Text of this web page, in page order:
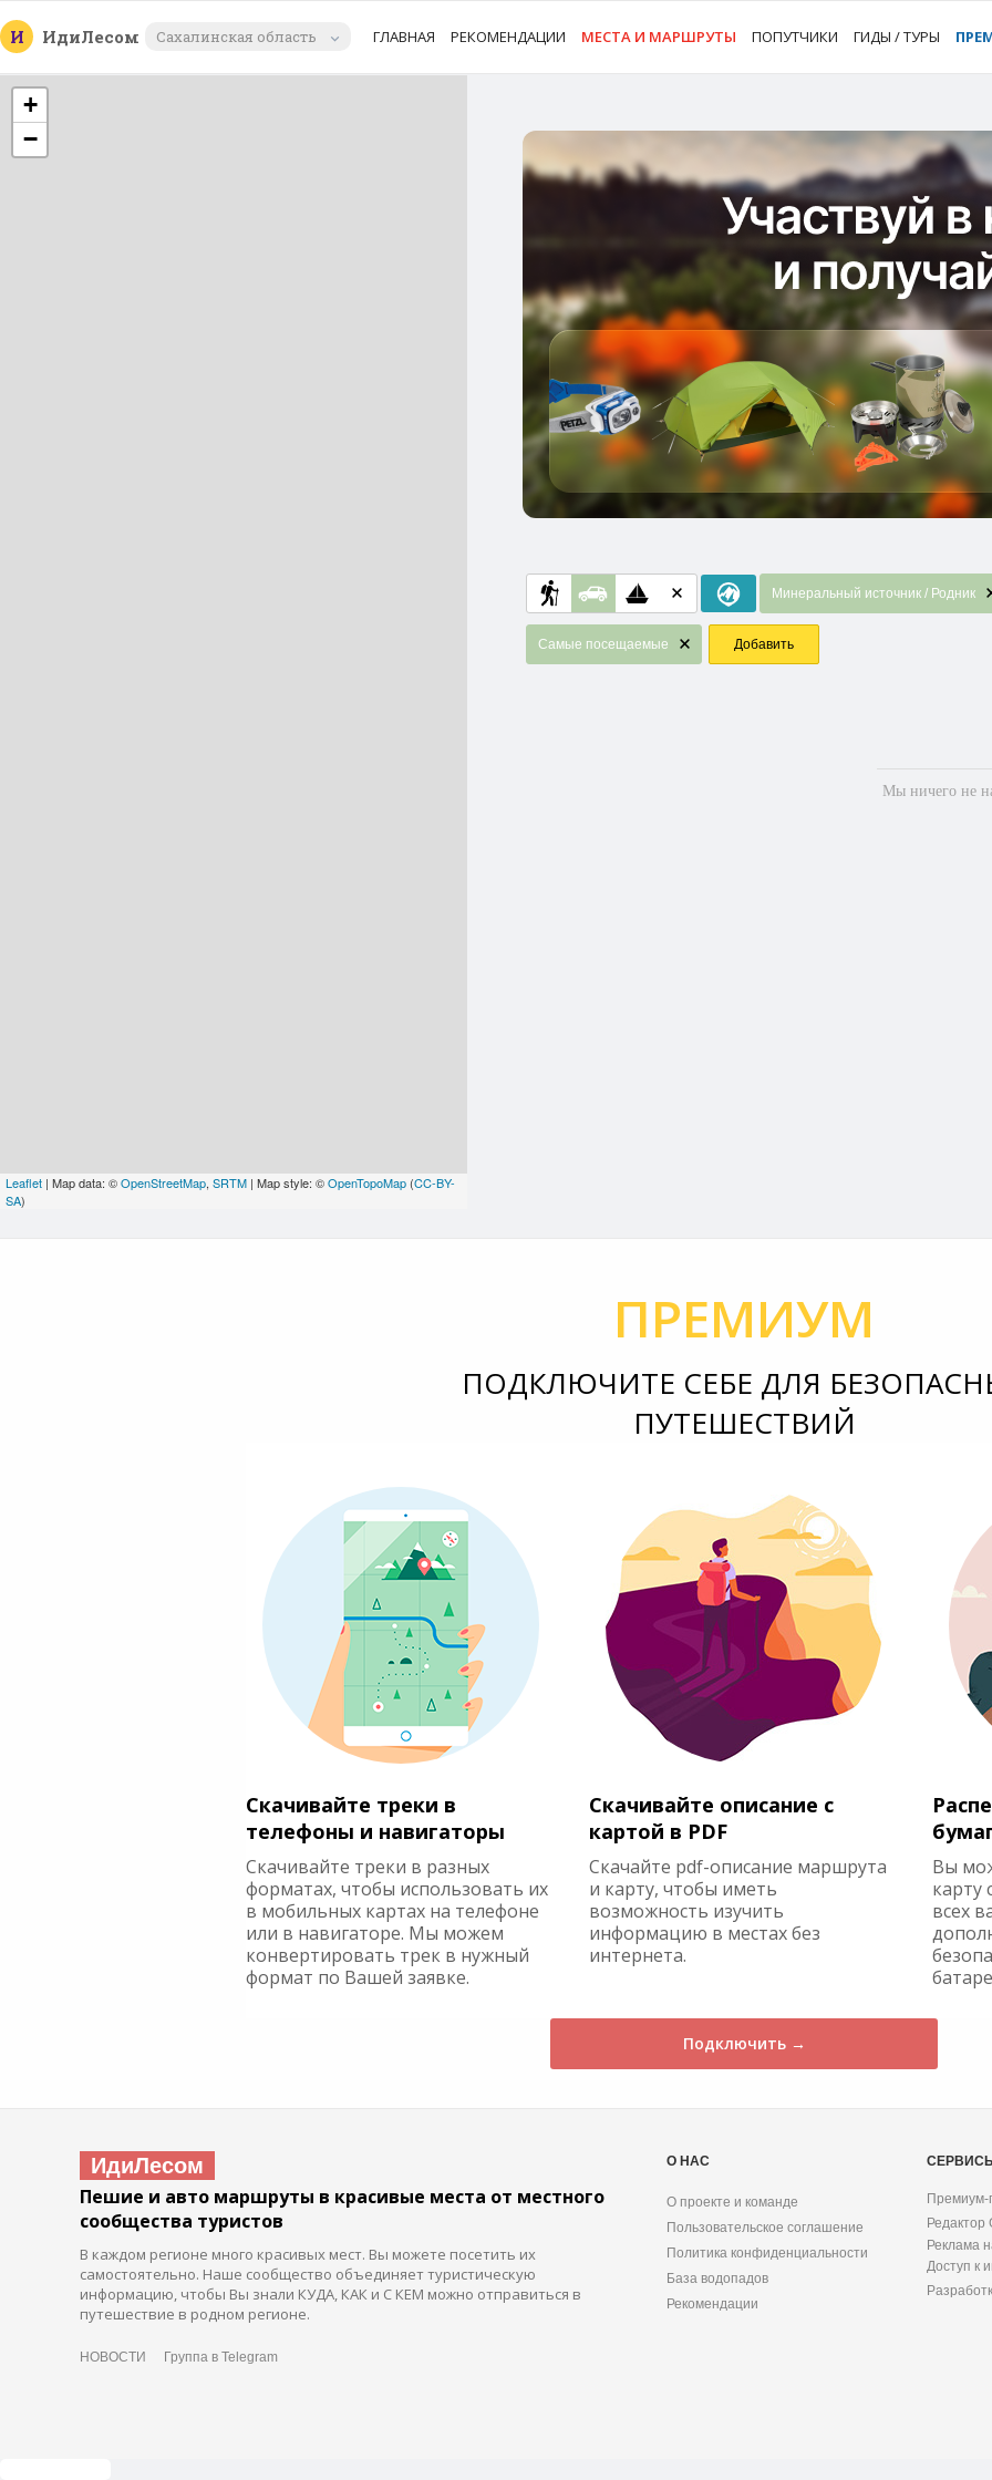
И ИдиЛесом Сахалинская область ГЛАВНАЯ РЕКОМЕНДАЦИИ МЕСТА И МАРШРУТЫ ПОПУТЧИКИ ГИДЫ / ТУРЫ
+
−
Leaflet | Map data: ©OpenStreetMap, SRTM | Map style: ©OpenTopoMap (CC-BY-
SA)
Минеральный источник / Родник
Самые посещаемые Добавить
Мы ничего не
ПРЕМИУМ
ПОДКЛЮЧИТЕ СЕБЕ ДЛЯ
ПУТЕШЕСТВИЙ
Скачивайте треки в
телефоны и навигаторы
Скачивайте треки в разных
форматах, чтобы использовать их
в мобильных картах на телефоне
или в навигаторе. Мы можем
конвертировать трек в нужный
формат по Вашей заявке.
Скачивайте описание с
картой в PDF
Скачайте pdf-описание маршрута
и карту, чтобы иметь
возможность изучить
информацию в местах без
интернета.
Вы
карту
всех
Подключить →
ИдиЛесом
Пешие и авто маршруты в красивые места от местного
сообщества туристов
В каждом регионе много красивых мест. Вы можете посетить их
самостоятельно. Наше сообщество объединяет туристическую
информацию, чтобы Вы знали КУДА, КАК и С КЕМ можно отправиться в
путешествие в родном регионе.
НОВОСТИ Группа в Telegram
О НАС
О проекте и команде
Пользовательское соглашение
Политика конфиденциальности
База водопадов
Рекомендации
Премиум-
Редактор
Реклама
Доступ к